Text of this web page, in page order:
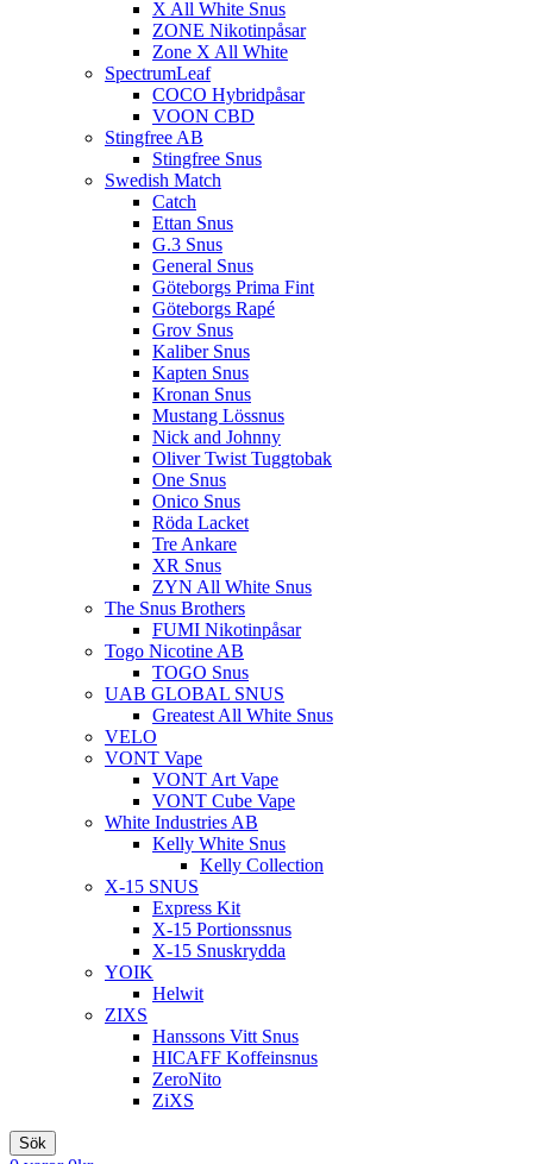
X All White Snus
ZONE Nikotinpåsar
Zone X All White
SpectrumLeaf
COCO Hybridpåsar
VOON CBD
Stingfree AB
Stingfree Snus
Swedish Match
Catch
Ettan Snus
G.3 Snus
General Snus
Göteborgs Prima Fint
Göteborgs Rapé
Grov Snus
Kaliber Snus
Kapten Snus
Kronan Snus
Mustang Lössnus
Nick and Johnny
Oliver Twist Tuggtobak
One Snus
Onico Snus
Röda Lacket
Tre Ankare
XR Snus
ZYN All White Snus
The Snus Brothers
FUMI Nikotinpåsar
Togo Nicotine AB
TOGO Snus
UAB GLOBAL SNUS
Greatest All White Snus
VELO
VONT Vape
VONT Art Vape
VONT Cube Vape
White Industries AB
Kelly White Snus
Kelly Collection
X-15 SNUS
Express Kit
X-15 Portionssnus
X-15 Snuskrydda
YOIK
Helwit
ZIXS
Hanssons Vitt Snus
HICAFF Koffeinsnus
ZeroNito
ZiXS
Sök